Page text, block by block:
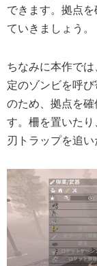
できます。拠点
ていきましょう。
ちなみに本作で
定のゾンビを呼
のため、拠点を
す。柵を置いた
刃トラップを追い